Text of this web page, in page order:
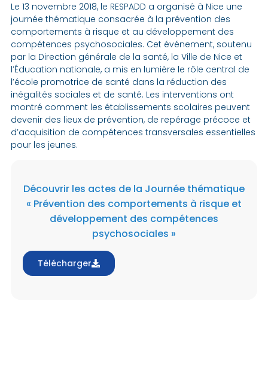
Le 13 novembre 2018, le RESPADD a organisé à Nice une
journée thématique consacrée à la prévention des
comportements à risque et au développement des
compétences psychosociales. Cet événement, soutenu
par la Direction générale de la santé, la Ville de Nice et
l’Éducation nationale, a mis en lumière le rôle central de
l’école promotrice de santé dans la réduction des
inégalités sociales et de santé. Les interventions ont
montré comment les établissements scolaires peuvent
devenir des lieux de prévention, de repérage précoce et
d’acquisition de compétences transversales essentielles
pour les jeunes.
Découvrir les actes de la Journée thématique
« Prévention des comportements à risque et
développement des compétences
psychosociales »
Télécharger